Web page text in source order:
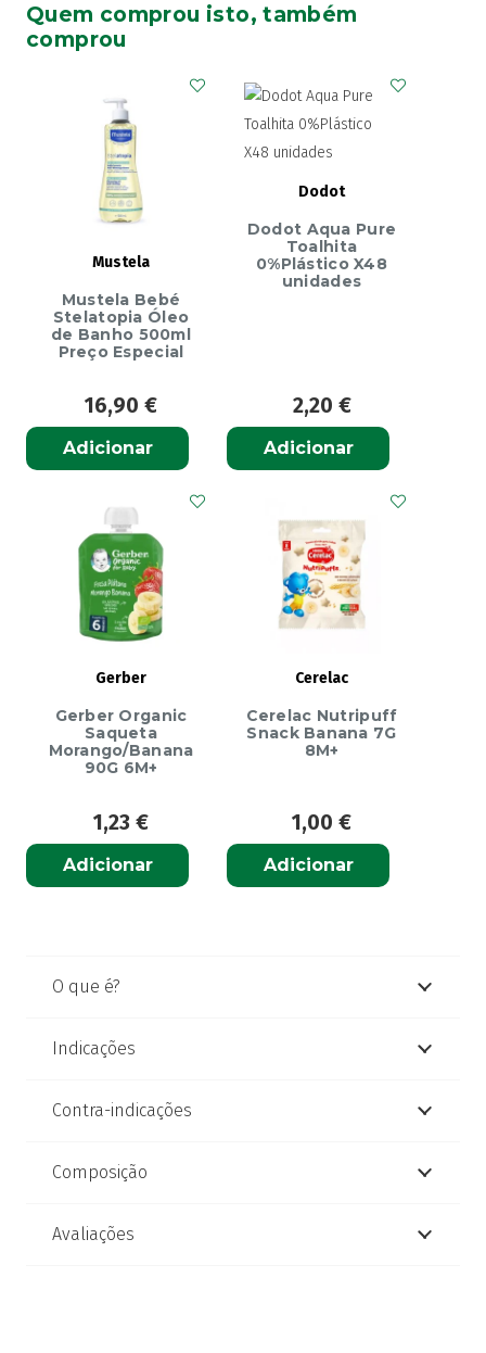
Kit
Mala
Quem comprou isto, também
comprou
Mustela
Mustela Bebé
Stelatopia Óleo
de Banho 500ml
Preço Especial
16,90 €
Adicionar
Dodot
Dodot Aqua Pure
Toalhita
0%Plástico X48
unidades
2,20 €
Adicionar
Gerber
Gerber Organic
Saqueta
Morango/Banana
90G 6M+
1,23 €
Adicionar
Cerelac
Cerelac Nutripuff
Snack Banana 7G
8M+
1,00 €
Adicionar
O que é?
Indicações
Contra-indicações
Composição
Avaliações